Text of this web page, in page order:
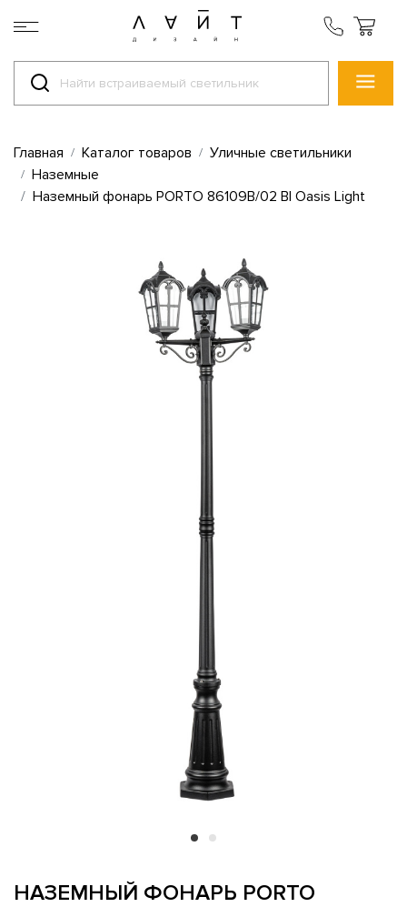
Главная Каталог товаров
Уличные светильники
Наземные
Наземный фонарь PORTO 86109B/02 Bl Oasis Light
НАЗЕМНЫЙ ФОНАРЬ PORTO